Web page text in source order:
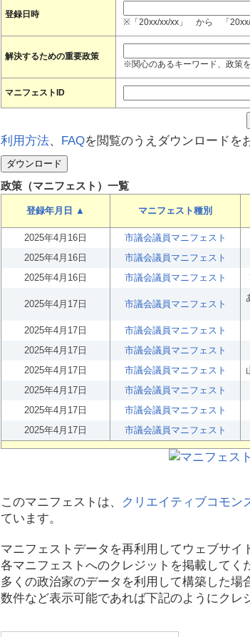
登録日時
※「20xx/xx/xx」 から 「20xx/
解決するための重要政策
※関心のあるキーワード、政策
マニフェストID
利用方法、 FAQを閲覧のうえダウンロードを
政策（マニフェスト）一覧
登録年月日 ▲ マニフェスト種別
2025年4月16日
市議会議員マニフェスト
2025年4月16日
市議会議員マニフェスト
2025年4月16日
市議会議員マニフェスト
2025年4月17日 市議会議員マニフェスト
2025年4月17日 市議会議員マニフェスト
2025年4月17日
市議会議員マニフェスト
2025年4月17日
市議会議員マニフェスト
2025年4月17日
市議会議員マニフェスト
2025年4月17日
市議会議員マニフェスト
2025年4月17日
市議会議員マニフェスト
このマニフェストは、 クリエイティブコモン
ています。
マニフェストデータを再利用してウェブサイ
各マニフェストへのクレジットを掲載してく
多くの政治家のデータを利用して構築した場
数件など表示可能であれば下記のようにクレ